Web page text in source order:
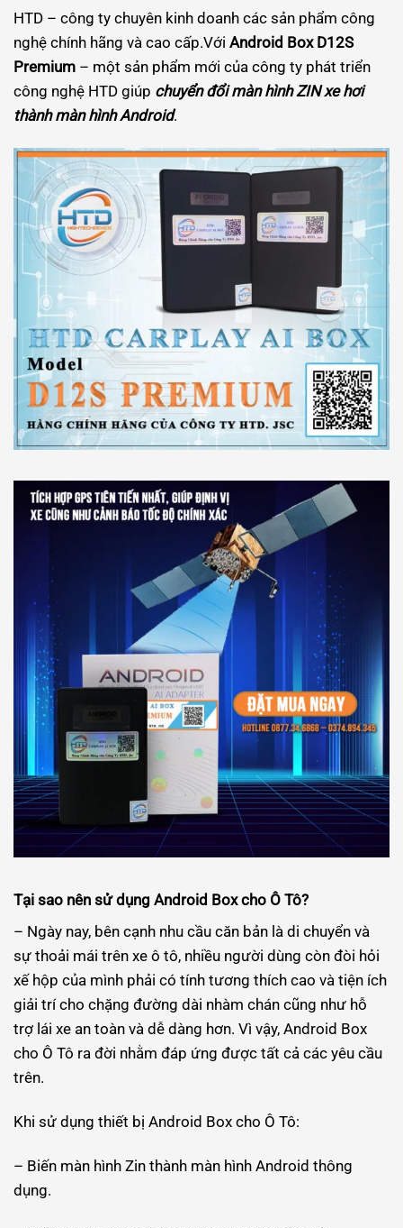
HTD – công ty chuyên kinh doanh các sản phẩm công
nghệ chính hãng và cao cấp.Với Android Box D12S
Premium – một sản phẩm mới của công ty phát triển
công nghệ HTD giúp chuyển đổi màn hình ZIN xe hơi
thành màn hình Android.
Tại sao nên sử dụng Android Box cho Ô Tô?
– Ngày nay, bên cạnh nhu cầu căn bản là di chuyển và
sự thoải mái trên xe ô tô, nhiều người dùng còn đòi hỏi
xế hộp của mình phải có tính tương thích cao và tiện ích
giải trí cho chặng đường dài nhàm chán cũng như hỗ
trợ lái xe an toàn và dễ dàng hơn. Vì vậy, Android Box
cho Ô Tô ra đời nhằm đáp ứng được tất cả các yêu cầu
trên.
Khi sử dụng thiết bị Android Box cho Ô Tô:
– Biến màn hình Zin thành màn hình Android thông
dụng.